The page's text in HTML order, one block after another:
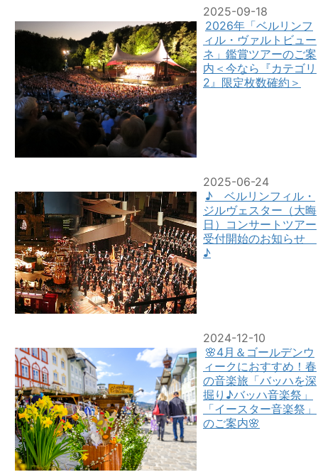
2025-09-18
2026年「ベルリンフ
ィル・ヴァルトビュー
ネ」鑑賞ツアーのご案
内＜今なら『カテゴリ
2』限定枚数確約＞
2025-06-24
♪ ベルリンフィル・
ジルヴェスター（大晦
日）コンサートツアー
受付開始のお知らせ
♪
2024-12-10
🌸4月＆ゴールデンウ
ィークにおすすめ！春
の音楽旅「バッハを深
掘り♪バッハ音楽祭」
「イースター音楽祭」
のご案内🌸